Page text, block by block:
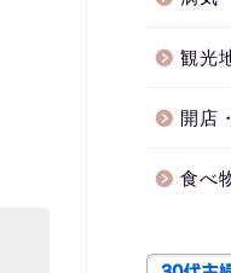
観光
開店
食べ